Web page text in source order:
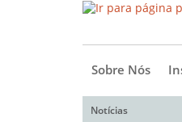
Sobre Nós
Notícias